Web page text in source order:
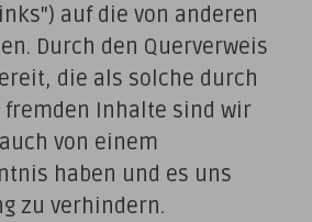
auf die von anderen
Durch den Querverweis
die als solche durch
fremden Inhalte sind wir
von einem
haben und es uns
zu verhindern.